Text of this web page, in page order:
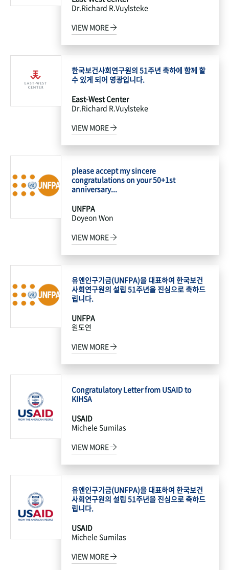
Dr.Richard R.Vuylsteke
VIEW MORE
한국보건사회연구원의 51주년 축하에 함께 할
수 있게 되어 영광입니다.
East-West Center
Dr.Richard R.Vuylsteke
VIEW MORE
please accept my sincere
congratulations on your 50+1st
anniversary...
UNFPA
Doyeon Won
VIEW MORE
유엔인구기금(UNFPA)을 대표하여 한국보건
사회연구원의 설립 51주년을 진심으로 축하드
립니다.
UNFPA
원도연
VIEW MORE
Congratulatory Letter from USAID to
KIHSA
USAID
Michele Sumilas
VIEW MORE
유엔인구기금(UNFPA)을 대표하여 한국보건
사회연구원의 설립 51주년을 진심으로 축하드
립니다.
USAID
Michele Sumilas
VIEW MORE